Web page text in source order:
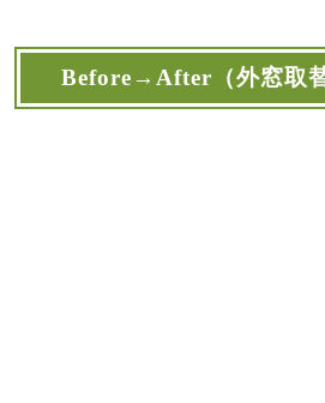
Before→After（外窓取